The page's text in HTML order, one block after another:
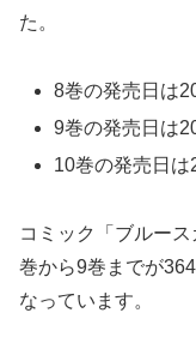
た。
8巻の発売日は
9巻の発売日は
10巻の発売日は
コミック「ブルー
巻から9巻までが
なっています。